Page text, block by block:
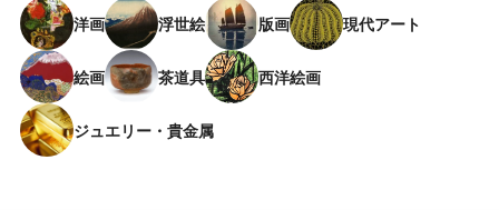
洋画 浮世絵 版画 現代アート
絵画 茶道具 西洋絵画
ジュエリー・貴金属